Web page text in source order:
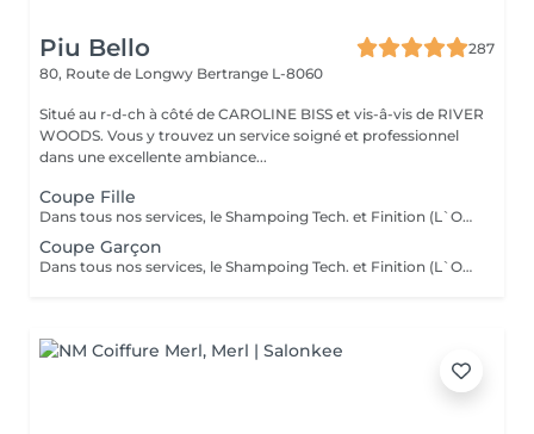
Piu Bello
287
80, Route de Longwy Bertrange L-8060
Situé au r-d-ch à côté de CAROLINE BISS et vis-â-vis de RIVER
WOODS. Vous y trouvez un service soigné et professionnel
dans une excellente ambiance...
Coupe Fille
Dans tous nos services, le Shampoing Tech. et Finition (L`OREAL)sont compris.
Coupe Garçon
Dans tous nos services, le Shampoing Tech. et Finition (L`OREAL)sont compris.